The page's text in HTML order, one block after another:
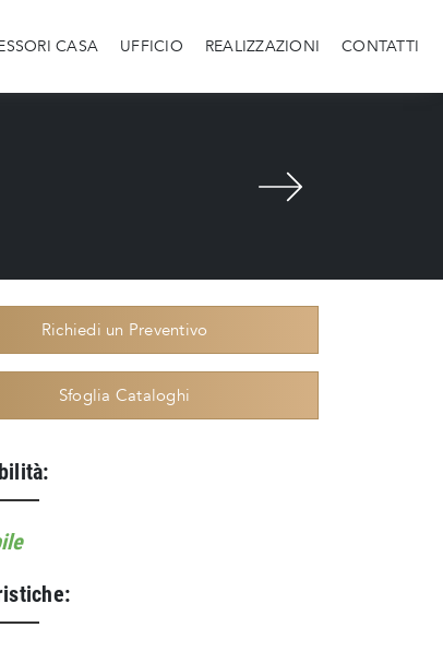
CASA UFFICIO REALIZZAZIONI CONTATTI
Richiedi un Preventivo
Sfoglia Cataloghi